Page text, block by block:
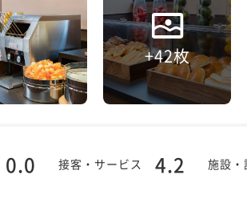
+42枚
0.0 接客・サービス 4.2 施設・